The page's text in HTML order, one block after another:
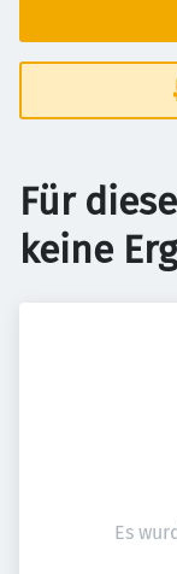
Für
keine
Es